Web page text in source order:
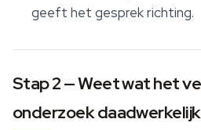
geeft het gesprek richting.
Stap 2 — Weet wat het
onderzoek